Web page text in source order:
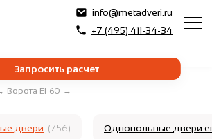
info@metadveri.ru
+7 (495) 411-34-34
Запросить расчет
Ворота EI-60 →
двери (756) Однопольные двери